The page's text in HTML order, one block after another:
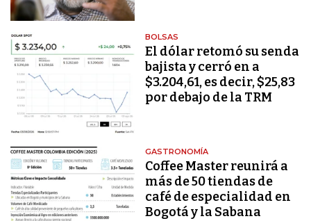
BOLSAS
El dólar retomó su senda
bajista y cerró en a
$3.204,61, es decir, $25,83
por debajo de la TRM
GASTRONOMÍA
Coffee Master reunirá a
más de 50 tiendas de
café de especialidad en
Bogotá y la Sabana